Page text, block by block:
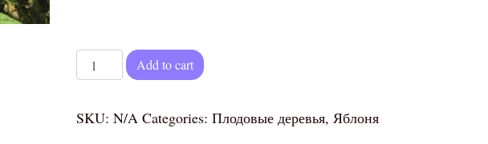
Яблоня "Легенда" quantity
Add to cart
SKU: N/A Categories: Плодовые деревья, Яблоня